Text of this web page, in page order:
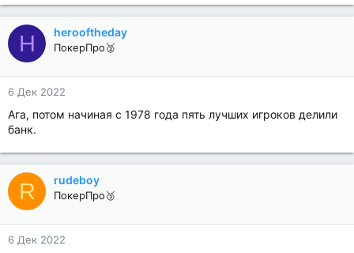
H herooftheday
ПокерПро🥈
6 Дек 2022
Ага, потом начиная с 1978 года пять лучших игроков делили
банк.
R rudeboy
ПокерПро🥉
6 Дек 2022